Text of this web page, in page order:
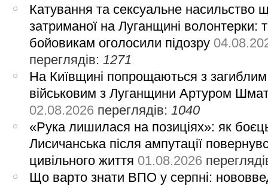
Катування та сексуальне насильство
затриманої на Луганщині волонтерки:
бойовикам оголосили підозру
переглядів:1271
На Київщині попрощаються з загиблим
військовим з Луганщини Артуром
02.08.2026 переглядів:1040
«Рука лишилася на позиціях»: як
Лисичанська після ампутації
цивільного життя 01.08.2026
Що варто знати ВПО у серпні: